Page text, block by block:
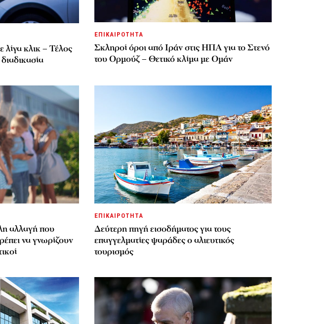
λίγα κλικ – Τέλος
ΕΠΙΚΑΙΡΟΤΗΤΑ
Σκληροί όροι από Ιράν στις ΗΠΑ για το Στενό
του Ορμούζ – Θετικό κλίμα με Ομάν
αλλαγή που
να γνωρίζουν
ΕΠΙΚΑΙΡΟΤΗΤΑ
Δεύτερη πηγή εισοδήματος για τους
επαγγελματίες ψαράδες ο αλιευτικός
τουρισμός